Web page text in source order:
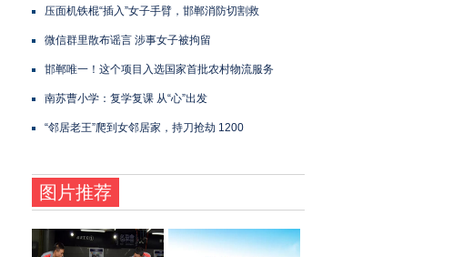
压面机铁棍“插入”女子手臂，邯郸消防切割救
微信群里散布谣言 涉事女子被拘留
邯郸唯一！这个项目入选国家首批农村物流服务
南苏曹小学：复学复课 从“心”出发
“邻居老王”爬到女邻居家，持刀抢劫 1200
图片推荐